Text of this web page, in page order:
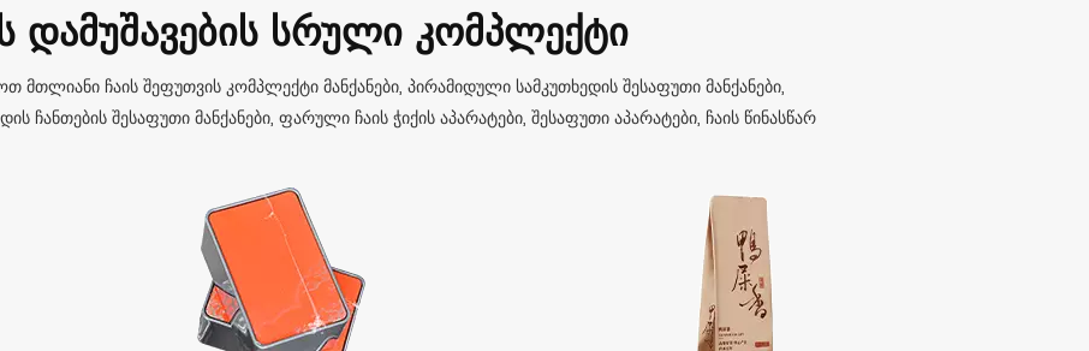
ᲓᲐᲛᲣᲨᲐᲕᲔᲑᲘᲡ ᲡᲠᲣᲚᲘ ᲙᲝᲛᲞᲚᲔᲥᲢᲘ
მთლიანი ჩაის შეფუთვის კომპლექტი მანქანები, პირამიდული სამკუთხედის შესაფუთი მანქანები,
შესაფუთი მანქანები, ფარული ჩაის ჭიქის აპარატები, შესაფუთი აპარატები, ჩაის წინასწარ
ჩაისთვის და სხვადასხვა სახის ფხვნილები და გრანულები.